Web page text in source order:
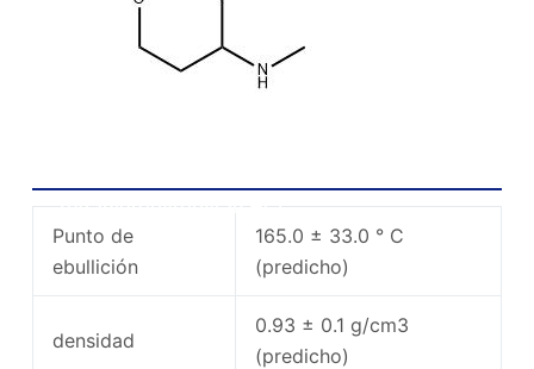
Tetrahidropyropyran HCL
Punto de
ebullición
165.0 ± 33.0 ° C
(predicho)
densidad
0.93 ± 0.1 g/cm3
(predicho)